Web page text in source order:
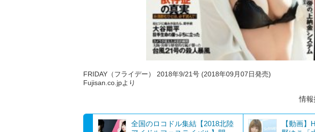
FRIDAY（フライデー） 2018年9/21号 (2018年09月07日発売)
Fujisan.co.jpより
情報
全国のロコドル集結【2018北陸
【動画